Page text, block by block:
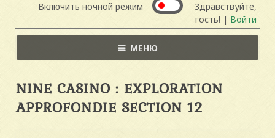
Включить ночной режим
Здравствуйте,
гость! | Войти
МЕНЮ
NINE CASINO : EXPLORATION
APPROFONDIE SECTION 12